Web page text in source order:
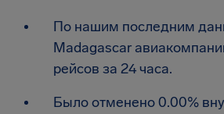
По нашим последним
Madagascar
рейсов за 24 часа.
Было отменено 0.00%